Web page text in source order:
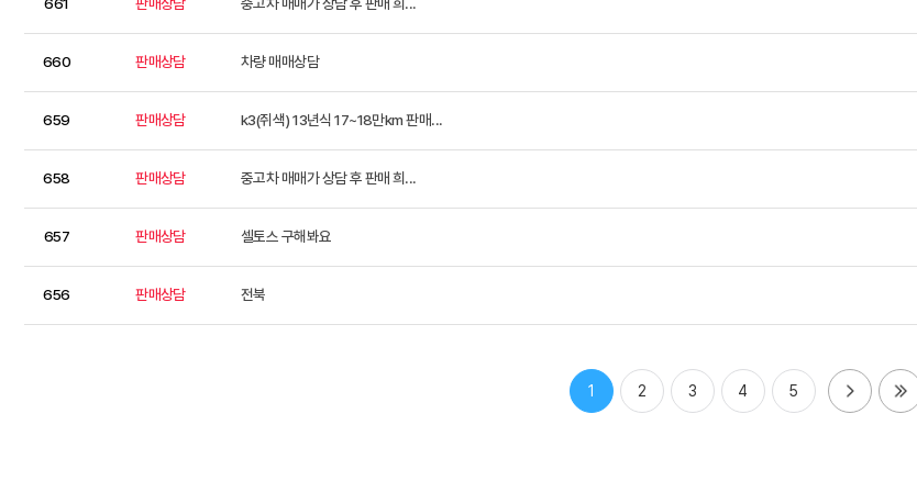
660 판매상담 차량 매매상담
659 판매상담 k3(쥐색) 13년식 17~18만km 판매...
658 판매상담 중고차 매매가 상담 후 판매 희...
657 판매상담 셀토스 구해봐요
656 판매상담 전북
1 2 3 4 5